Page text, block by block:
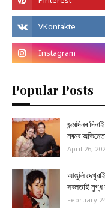
Popular Posts
জন্মদিনৰ
মৰমৰ
April 26,
আঙুলি
সৰলতাই মুগ্ধ
February